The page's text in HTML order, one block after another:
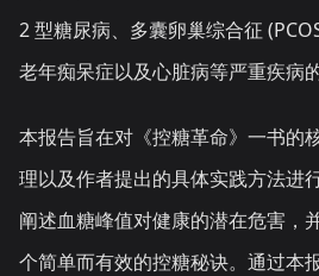
2 型糖尿病、多囊卵巢综合征
老年痴呆症以及心脏病等严重疾病的
本报告旨在对《控糖革命》一书的
理以及作者提出的具体实践方法进
阐述血糖峰值对健康的潜在危害，
个简单而有效的控糖秘诀。通过本